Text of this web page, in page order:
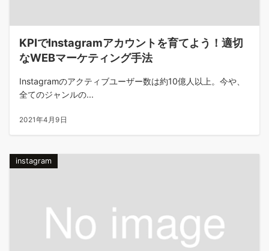
KPIでInstagramアカウントを育てよう！適切
なWEBマーケティング手法
Instagramのアクティブユーザー数は約10億人以上。今や、
全てのジャンルの...
2021年4月9日
instagram